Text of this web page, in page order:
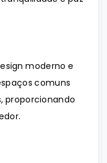
moderno e
comuns
proporcionando